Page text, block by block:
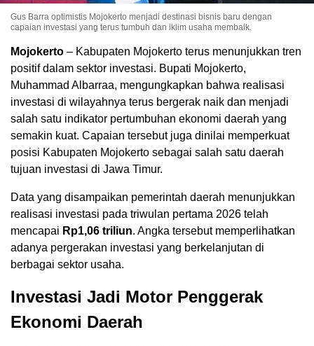
Gus Barra optimistis Mojokerto menjadi destinasi bisnis baru dengan
capaian investasi yang terus tumbuh dan iklim usaha membaik.
Mojokerto – Kabupaten Mojokerto terus menunjukkan tren
positif dalam sektor investasi. Bupati Mojokerto,
Muhammad Albarraa, mengungkapkan bahwa realisasi
investasi di wilayahnya terus bergerak naik dan menjadi
salah satu indikator pertumbuhan ekonomi daerah yang
semakin kuat. Capaian tersebut juga dinilai memperkuat
posisi Kabupaten Mojokerto sebagai salah satu daerah
tujuan investasi di Jawa Timur.
Data yang disampaikan pemerintah daerah menunjukkan
realisasi investasi pada triwulan pertama 2026 telah
mencapai Rp1,06 triliun. Angka tersebut memperlihatkan
adanya pergerakan investasi yang berkelanjutan di
berbagai sektor usaha.
Investasi Jadi Motor Penggerak
Ekonomi Daerah